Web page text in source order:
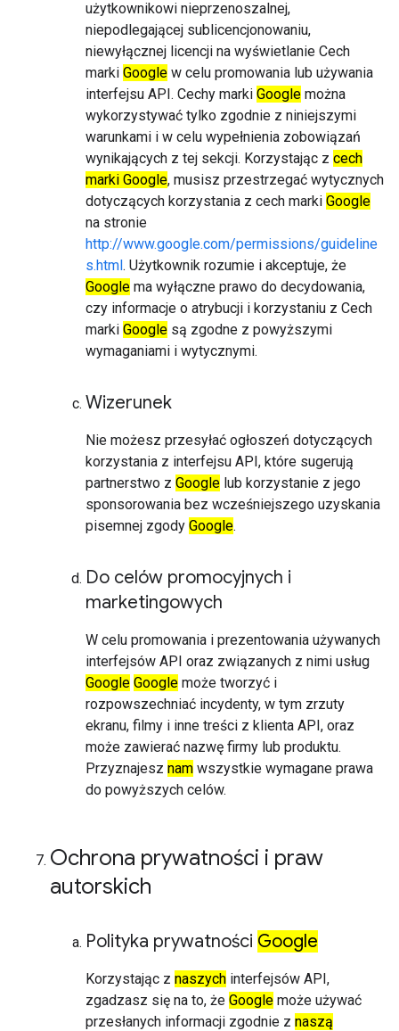
użytkownikowi nieprzenoszalnej,
niepodlegającej sublicencjonowaniu,
niewyłącznej licencji na wyświetlanie Cech
marki Google w celu promowania lub używania
interfejsu API. Cechy marki Google można
wykorzystywać tylko zgodnie z niniejszymi
warunkami i w celu wypełnienia zobowiązań
wynikających z tej sekcji. Korzystając z cech
marki Google, musisz przestrzegać wytycznych
dotyczących korzystania z cech marki Google
na stronie
http://www.google.com/permissions/guideline
s.html. Użytkownik rozumie i akceptuje, że
Google ma wyłączne prawo do decydowania,
czy informacje o atrybucji i korzystaniu z Cech
marki Google są zgodne z powyższymi
wymaganiami i wytycznymi.
Wizerunek
Nie możesz przesyłać ogłoszeń dotyczących
korzystania z interfejsu API, które sugerują
partnerstwo z Google lub korzystanie z jego
sponsorowania bez wcześniejszego uzyskania
pisemnej zgody Google.
Do celów promocyjnych i
marketingowych
W celu promowania i prezentowania używanych
interfejsów API oraz związanych z nimi usług
Google Google może tworzyć i
rozpowszechniać incydenty, w tym zrzuty
ekranu, filmy i inne treści z klienta API, oraz
może zawierać nazwę firmy lub produktu.
Przyznajesz nam wszystkie wymagane prawa
do powyższych celów.
Ochrona prywatności i praw
autorskich
Polityka prywatności Google
Korzystając z naszych interfejsów API,
zgadzasz się na to, że Google może używać
przesłanych informacji zgodnie z naszą